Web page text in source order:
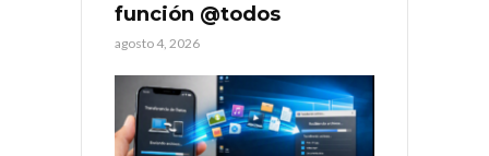
función @todos
agosto 4, 2026